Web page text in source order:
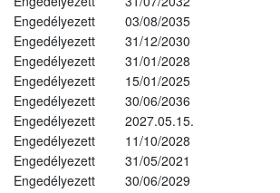
Engedélyezett
03/08/2035
Engedélyezett
31/12/2030
Engedélyezett
31/01/2028
Engedélyezett
15/01/2025
Engedélyezett
30/06/2036
Engedélyezett
2027.05.15.
Engedélyezett
11/10/2028
Engedélyezett
31/05/2021
Engedélyezett
30/06/2029